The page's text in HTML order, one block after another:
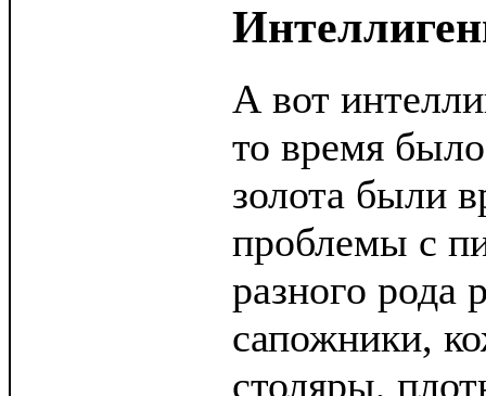
А вот
то время
золота были
проблемы с
разного рода
сапожники,
столяры,